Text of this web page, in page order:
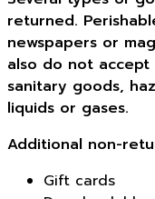
returned.
newspapers or
also do not
sanitary goods,
liquids or gases.
Additional non-
Gift cards